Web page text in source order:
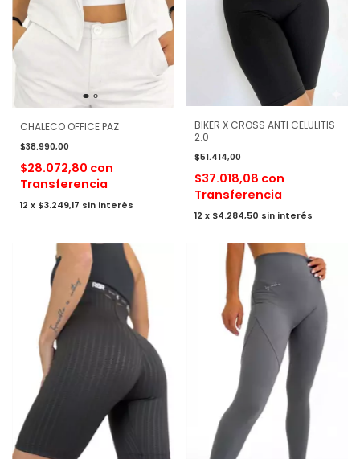
CHALECO OFFICE PAZ
$38.990,00
$28.072,80 con
Transferencia
12 x $3.249,17 sin interés
BIKER X CROSS ANTI CELULITIS
2.0
$51.414,00
$37.018,08 con
Transferencia
12 x $4.284,50 sin interés